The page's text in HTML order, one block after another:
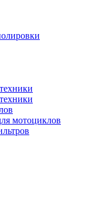
мотоциклов